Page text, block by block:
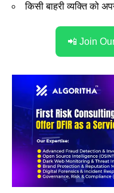
किसी बाहरी व्यक्ति को
📲 Join